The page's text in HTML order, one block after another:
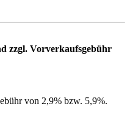
zzgl. Vorverkaufsgebühr
von 2,9% bzw. 5,9%.